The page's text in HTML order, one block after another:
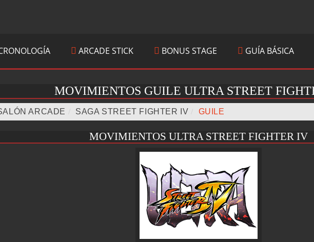
ARCADE STICK BONUS STAGE GUÍA BÁSICA
MOVIMIENTOS GUILE ULTRA STREET
ARCADE SAGA STREET FIGHTER IV GUILE
MOVIMIENTOS ULTRA STREET FIGHTER IV